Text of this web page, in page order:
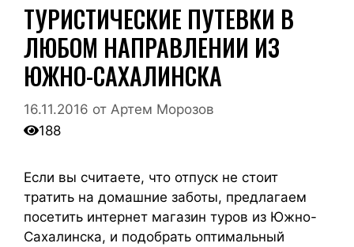
ТУРИСТИЧЕСКИЕ ПУТЕВКИ В
ЛЮБОМ НАПРАВЛЕНИИ ИЗ
ЮЖНО-САХАЛИНСКА
16.11.2016 от Артем Морозов
188
Если вы считаете, что отпуск не стоит
тратить на домашние заботы, предлагаем
посетить интернет магазин туров из Южно-
Сахалинска, и подобрать оптимальный